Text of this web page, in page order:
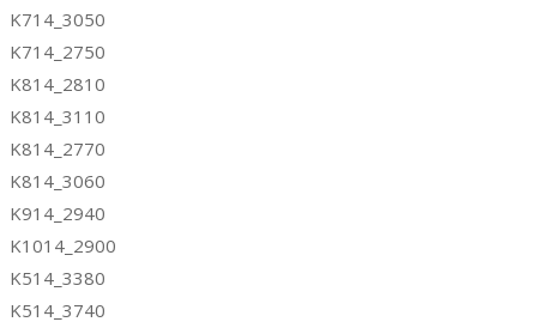
K714_3050
K714_2750
K814_2810
K814_3110
K814_2770
K814_3060
K914_2940
K1014_2900
K514_3380
K514_3740